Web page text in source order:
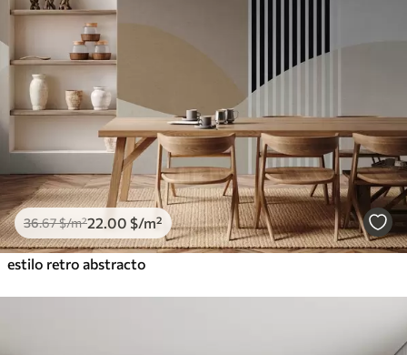
36.67$/m²22 .00 $/m²
estilo retro abstracto